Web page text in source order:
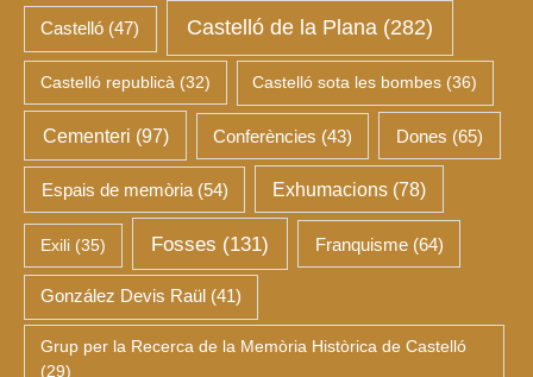
Castelló (47) Castelló de la Plana(282)
Castelló republicà(32) Castelló sota les bombes (36)
Cementeri (97) Conferències (43) Dones (65)
Espais de memòria(54) Exhumacions (78)
Exili(35) Fosses (131) Franquisme(64)
González Devis Raül (41)
Grup per la Recerca de la Memòria Històrica de Castelló
(29)